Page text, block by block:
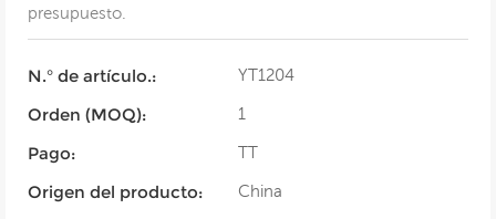
presupuesto.
N.° de artículo.: YT1204
Orden (MOQ): 1
Pago: TT
Origen del producto: China